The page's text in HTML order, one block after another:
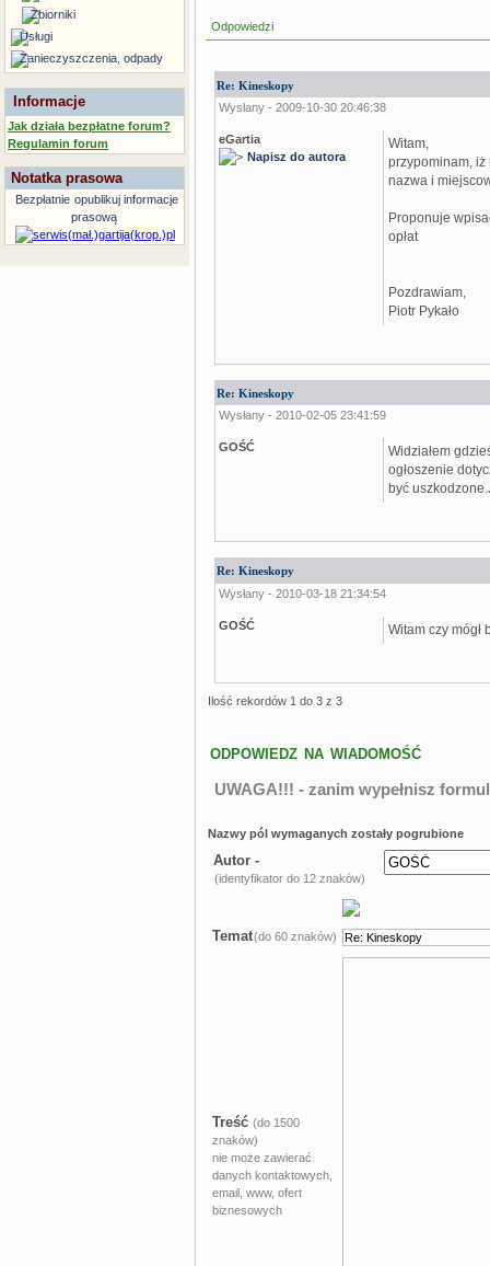
Zbiorniki
Usługi
Zanieczyszczenia, odpady
Informacje
Jak działa bezpłatne forum?
Regulamin forum
Notatka prasowa
Bezpłatnie opublikuj informacje
prasową
Odpowiedzi
Re: Kineskopy
Wysłany - 2009-10-30 20:46:38
eGartia
Napisz do autora
Witam,
przypominam,
nazwa i
Proponuje
opłat
Pozdrawiam,
Piotr Pykało
Re: Kineskopy
Wysłany - 2010-02-05 23:41:59
GOŚĆ
Widziałem
ogłoszenie
być
Re: Kineskopy
Wysłany - 2010-03-18 21:34:54
GOŚĆ Witam czy
Ilość rekordów 1 do 3 z 3
ODPOWIEDZ NA WIADOMOŚĆ
UWAGA!!! - zanim wypełnisz
Nazwy pól wymaganych zostały pogrubione
Autor -
(identyfikator do 12 znaków)
Temat(do 60 znaków)
Treść (do 1500
znaków)
nie może zawierać
danych kontaktowych,
email, www, ofert
biznesowych